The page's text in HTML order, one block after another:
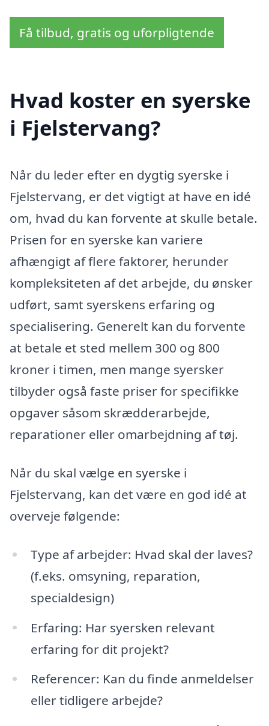
Få tilbud, gratis og uforpligtende
Hvad koster en syerske
i Fjelstervang?
Når du leder efter en dygtig syerske i
Fjelstervang, er det vigtigt at have en idé
om, hvad du kan forvente at skulle betale.
Prisen for en syerske kan variere
afhængigt af flere faktorer, herunder
kompleksiteten af det arbejde, du ønsker
udført, samt syerskens erfaring og
specialisering. Generelt kan du forvente
at betale et sted mellem 300 og 800
kroner i timen, men mange syersker
tilbyder også faste priser for specifikke
opgaver såsom skrædderarbejde,
reparationer eller omarbejdning af tøj.
Når du skal vælge en syerske i
Fjelstervang, kan det være en god idé at
overveje følgende:
Type af arbejder: Hvad skal der laves?
(f.eks. omsyning, reparation,
specialdesign)
Erfaring: Har syersken relevant
erfaring for dit projekt?
Referencer: Kan du finde anmeldelser
eller tidligere arbejde?